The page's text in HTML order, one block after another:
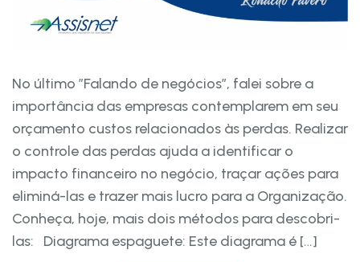
No último ”Falando de negócios”, falei sobre a
importância das empresas contemplarem em seu
orçamento custos relacionados às perdas. Realizar
o controle das perdas ajuda a identificar o
impacto financeiro no negócio, traçar ações para
eliminá-las e trazer mais lucro para a Organização.
Conheça, hoje, mais dois métodos para descobri-
las: Diagrama espaguete: Este diagrama é […]